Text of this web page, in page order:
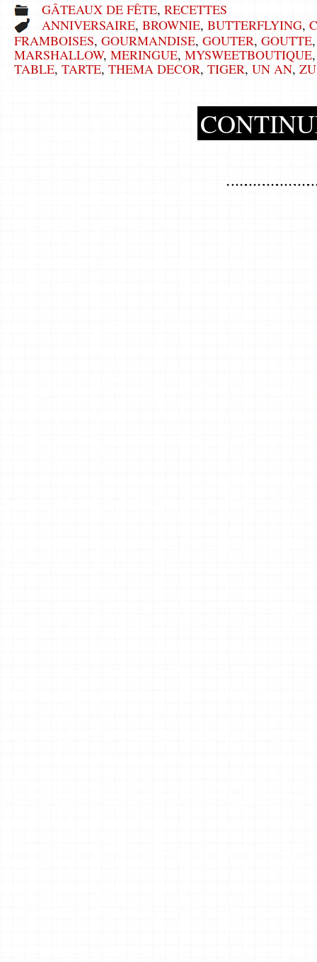
GÂTEAUX DE FÊTE, RECETTES
ANNIVERSAIRE, BROWNIE, BUTTERFLYING,
FRAMBOISES, GOURMANDISE, GOUTER, GOUTTE
MARSHALLOW, MERINGUE, MYSWEETBOUTIQUE
TABLE, TARTE, THEMA DECOR, TIGER, UN AN, ZU